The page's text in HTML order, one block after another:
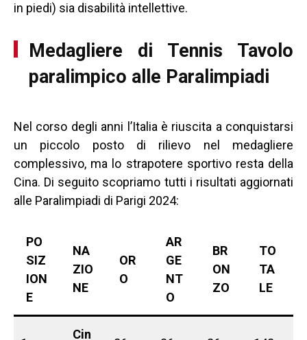
in piedi) sia disabilità intellettive.
Medagliere di Tennis Tavolo
paralimpico alle Paralimpiadi
Nel corso degli anni l’Italia è riuscita a conquistarsi
un piccolo posto di rilievo nel medagliere
complessivo, ma lo strapotere sportivo resta della
Cina. Di seguito scopriamo tutti i risultati aggiornati
alle Paralimpiadi di Parigi 2024:
PO
SIZ
ION
E
NA
ZIO
NE
OR
O
AR
GE
NT
O
BR
ON
ZO
TO
TA
LE
Cin